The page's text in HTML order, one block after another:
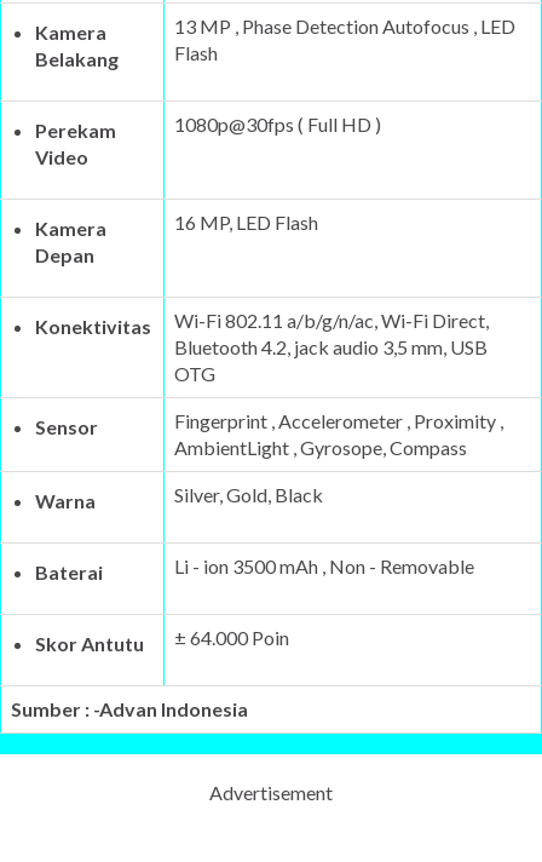
Kamera
Belakang
13 MP , Phase Detection Autofocus , LED
Flash
Perekam
Video
1080p@30fps ( Full HD )
Kamera
Depan
16 MP, LED Flash
Konektivitas
Wi-Fi 802.11 a/b/g/n/ac, Wi-Fi Direct,
Bluetooth 4.2, jack audio 3,5 mm, USB
OTG
Sensor
Fingerprint , Accelerometer , Proximity ,
AmbientLight , Gyrosope, Compass
Warna Silver, Gold, Black
Baterai Li - ion 3500 mAh , Non - Removable
Skor Antutu ± 64.000 Poin
Sumber : -Advan Indonesia
Advertisement